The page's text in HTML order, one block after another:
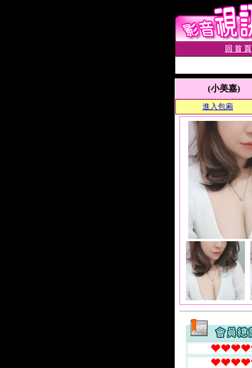
回 首 頁
(小美嘉)
進入包廂